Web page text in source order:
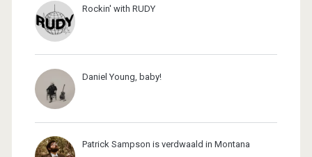
Rockin' with RUDY
Daniel Young, baby!
Patrick Sampson is verdwaald in Montana